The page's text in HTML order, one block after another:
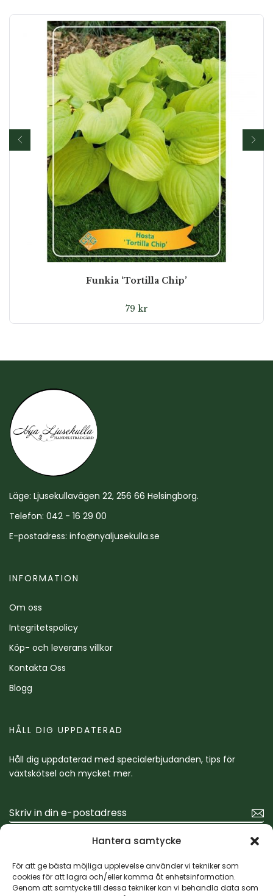
Hantera samtycke
För att ge bästa möjliga upplevelse använder vi tekniker som
cookies för att lagra och/eller komma åt enhetsinformation.
Genom att samtycke till dessa tekniker kan vi behandla data som
Funkia ‘Tortilla Chip’
79 kr
Läge: Ljusekullavägen 22, 256 66 Helsingborg.
Telefon: 042 - 16 29 00
E-postadress: info@nyaljusekulla.se
INFORMATION
Om oss
Integritetspolicy
Köp- och leverans villkor
Kontakta Oss
Blogg
HÅLL DIG UPPDATERAD
Håll dig uppdaterad med specialerbjudanden, tips för
växtskötsel och mycket mer.